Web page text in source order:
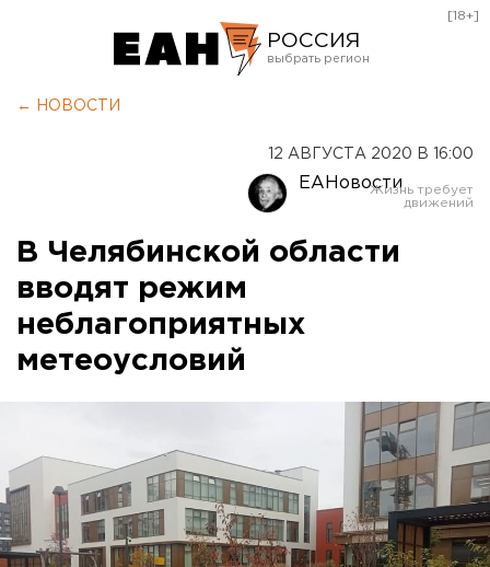
РОССИЯ
Оренбург
[18+]
← НОВОСТИ
12 АВГУСТА 2020 В 16:00
ЕАНовости
В Челябинской области
вводят режим
неблагоприятных
метеоусловий